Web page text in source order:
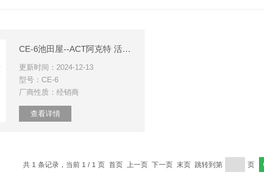
CE-6池田屋--ACT阿克特 活塞式压力开关 CE系列
更新时间：2024-12-13
型号：CE-6
厂商性质：经销商
查看详情
共 1 条记录，当前 1 / 1 页 首页 上一页 下一页 末页 跳转到第 页